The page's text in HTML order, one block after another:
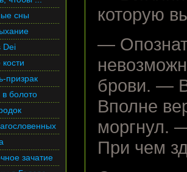
которую
—
брови. —
Вполне
моргнул.
При чем
сны
Dei
призрак
болото
зачатие